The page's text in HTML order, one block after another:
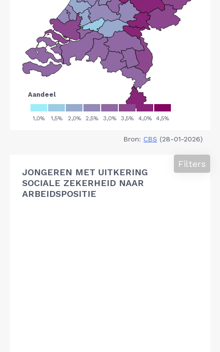
Bron: CBS (28-01-2026)
JONGEREN MET UITKERING
SOCIALE ZEKERHEID NAAR
ARBEIDSPOSITIE
Filters